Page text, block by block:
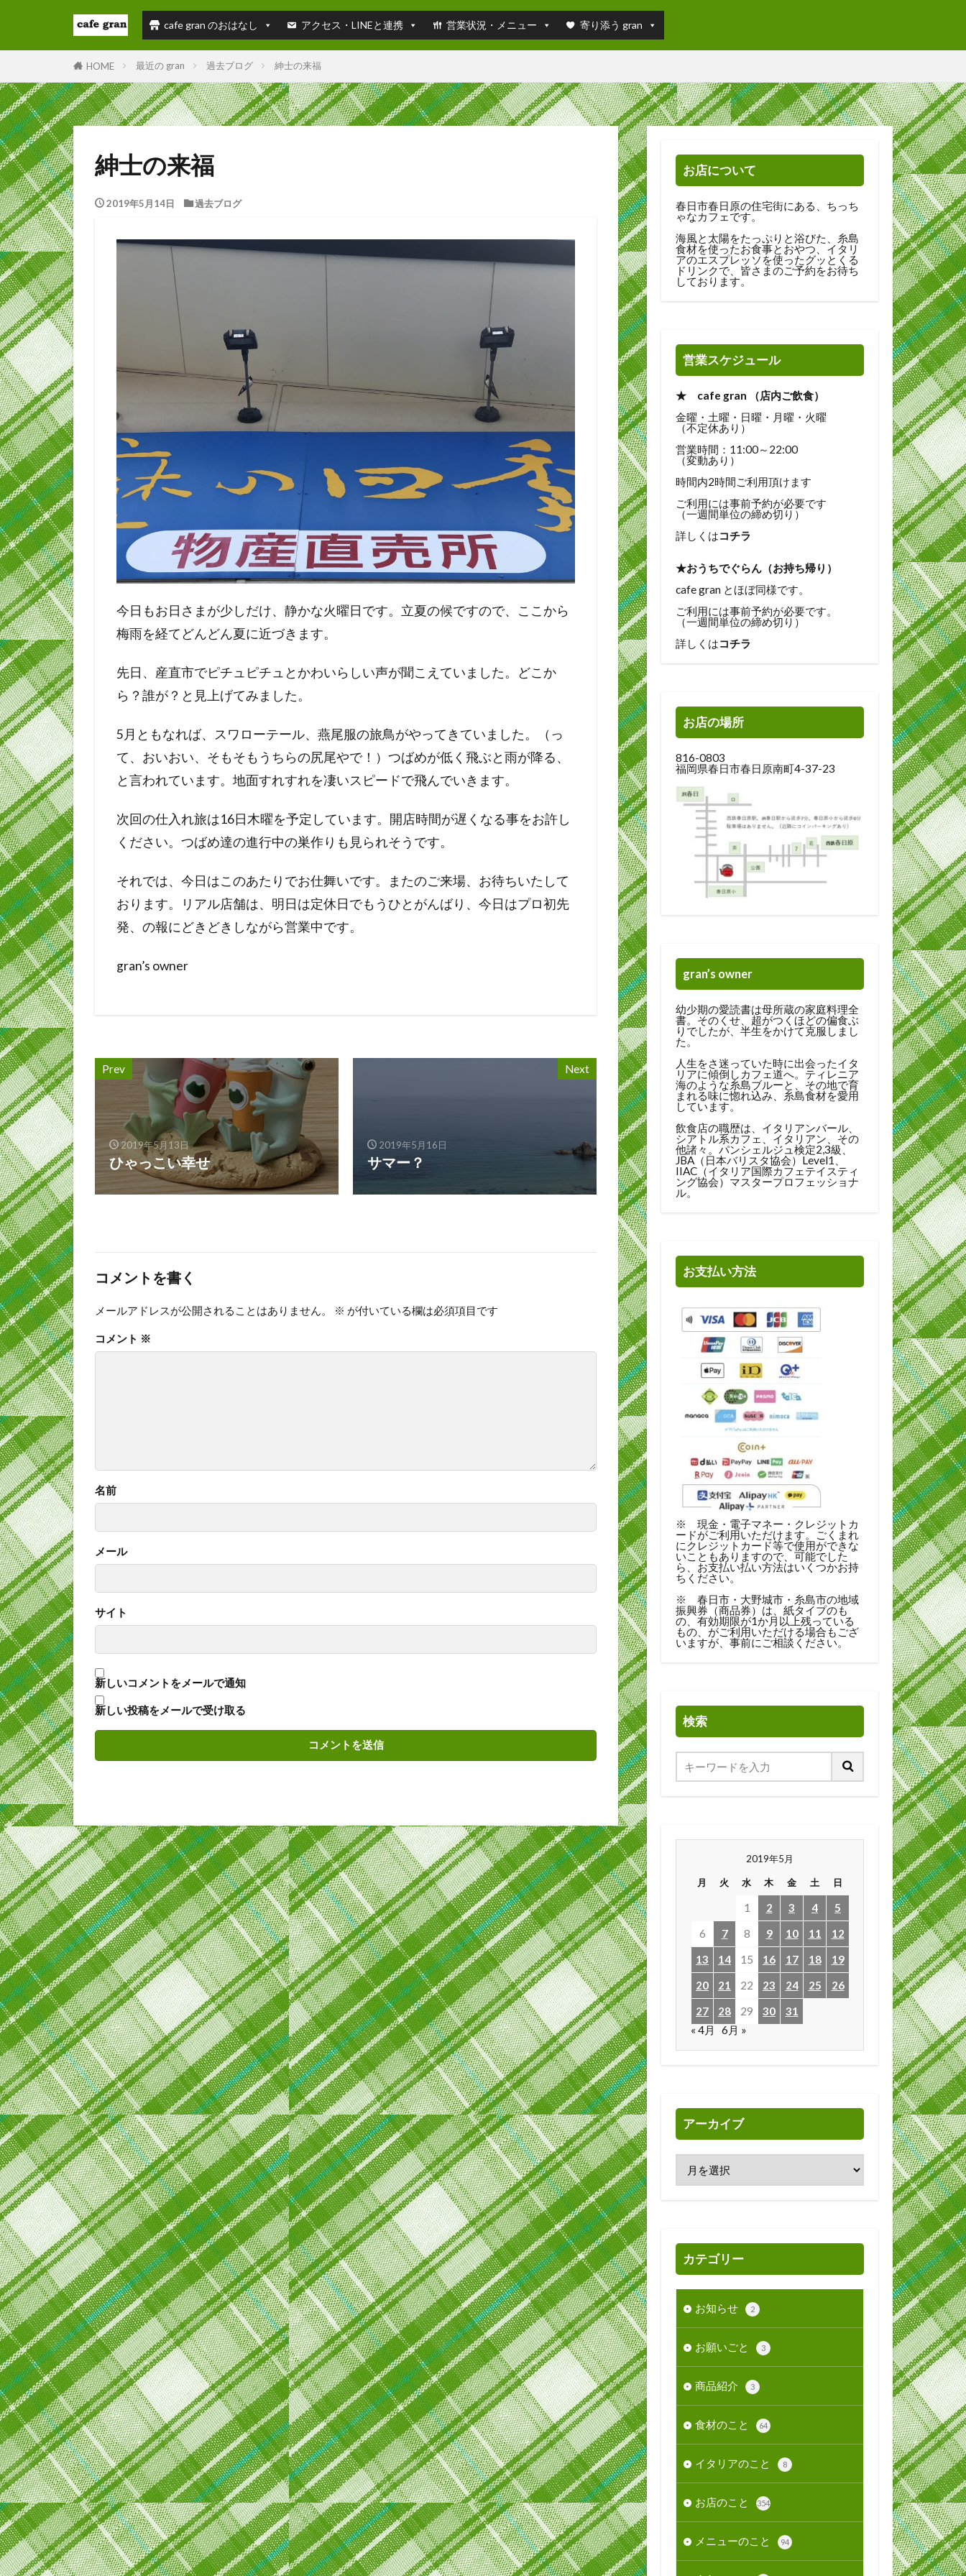
cafe gran のおはなし アクセス・LINEと連携 営業状況・メニュー 寄り添う gran
HOME 最近の gran 過去ブログ 紳士の来福
紳士の来福
2019年5月14日 過去ブログ
今日もお日さまが少しだけ、静かな火曜日です。立夏の候ですので、ここから
梅雨を経てどんどん夏に近づきます。
先日、産直市でピチュピチュとかわいらしい声が聞こえていました。どこか
ら？誰が？と見上げてみました。
5月ともなれば、スワローテール、燕尾服の旅鳥がやってきていました。（っ
て、おいおい、そもそもうちらの尻尾やで！）つばめが低く飛ぶと雨が降る、
と言われています。地面すれすれを凄いスピードで飛んでいきます。
次回の仕入れ旅は16日木曜を予定しています。開店時間が遅くなる事をお許し
ください。つばめ達の進行中の巣作りも見られそうです。
それでは、今日はこのあたりでお仕舞いです。またのご来場、お待ちいたして
おります。リアル店舗は、明日は定休日でもうひとがんばり、今日はプロ初先
発、の報にどきどきしながら営業中です。
gran’s owner
Prev
2019年5月13日
ひゃっこい幸せ
Next
2019年5月16日
サマー？
コメントを書く
メールアドレスが公開されることはありません。 ※ が付いている欄は必須項目です
コメント ※
名前
メール
サイト
新しいコメントをメールで通知
新しい投稿をメールで受け取る
お店について
春日市春日原の住宅街にある、ちっち
ゃなカフェです。
海風と太陽をたっぷりと浴びた、糸島
食材を使ったお食事とおやつ、イタリ
アのエスプレッソを使ったグッとくる
ドリンクで、皆さまのご予約をお待ち
しております。
営業スケジュール
★ cafe gran （店内ご飲食）
金曜・土曜・日曜・月曜・火曜
（不定休あり）
営業時間：11:00～22:00
（変動あり）
時間内2時間ご利用頂けます
ご利用には事前予約が必要です
（一週間単位の締め切り）
詳しくはコチラ
★おうちでぐらん（お持ち帰り）
cafe gran とほぼ同様です。
ご利用には事前予約が必要です。
（一週間単位の締め切り）
詳しくはコチラ
お店の場所
816-0803
福岡県春日市春日原南町4-37-23
gran’s owner
幼少期の愛読書は母所蔵の家庭料理全
書。そのくせ、超がつくほどの偏食ぶ
りでしたが、半生をかけて克服しまし
た。
人生をさ迷っていた時に出会ったイタ
リアに傾倒しカフェ道へ。ティレニア
海のような糸島ブルーと、その地で育
まれる味に惚れ込み、糸島食材を愛用
しています。
飲食店の職歴は、イタリアンバール、
シアトル系カフェ、イタリアン、その
他諸々。パンシェルジュ検定2,3級、
JBA（日本バリスタ協会）Level1、
IIAC（イタリア国際カフェテイスティ
ング協会）マスタープロフェッショナ
ル。
お支払い方法
※ 現金・電子マネー・クレジットカ
ードがご利用いただけます。ごくまれ
にクレジットカード等で使用ができな
いこともありますので、可能でした
ら、お支払い払い方法はいくつかお持
ちください。
※ 春日市・大野城市・糸島市の地域
振興券（商品券）は、紙タイプのも
の、有効期限が1か月以上残っている
もの、がご利用いただける場合もござ
いますが、事前にご相談ください。
検索
2019年5月
月 火 水 木 金 土 日
1 2 3 4
5
6
7 8 9 10 11
12
13
14 15 16 17 18
19
20
21 22 23 24 25
26
27
28 29 30
31
« 4月
6月 »
アーカイブ
カテゴリー
お知らせ 2
お願いごと 3
商品紹介 3
食材のこと 64
イタリアのこと 8
お店のこと 354
メニューのこと 94